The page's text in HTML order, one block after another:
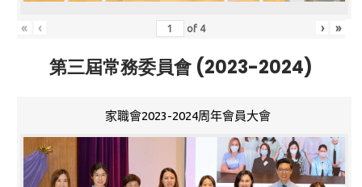
« ‹ of 4 › »
第三屆常務委員會 (2023-2024)
家職會2023-2024周年會員大會